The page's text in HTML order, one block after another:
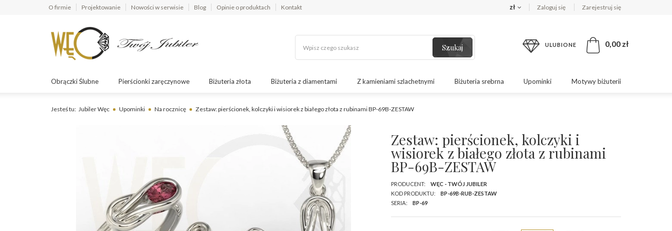
O firmie Projektowanie Nowości w serwisie Blog Opinie o produktach Kontakt zł Zaloguj się Zarejestruj się
Szukaj ULUBIONE 0,00 zł
Obrączki Ślubne Pierścionki zaręczynowe Biżuteria złota Biżuteria z diamentami Z kamieniami szlachetnymi Biżuteria srebrna Upominki Motywy biżuterii
Jesteś tu: Jubiler Węc Upominki Na rocznicę Zestaw: pierścionek, kolczyki i wisiorek z białego złota z rubinami BP-69B-ZESTAW
Zestaw: pierścionek, kolczyki i
wisiorek z białego złota z rubinami
BP-69B-ZESTAW
PRODUCENT:
WĘC - TWÓJ JUBILER
KOD PRODUKTU:
BP-69B-RUB-ZESTAW
SERIA:
BP-69